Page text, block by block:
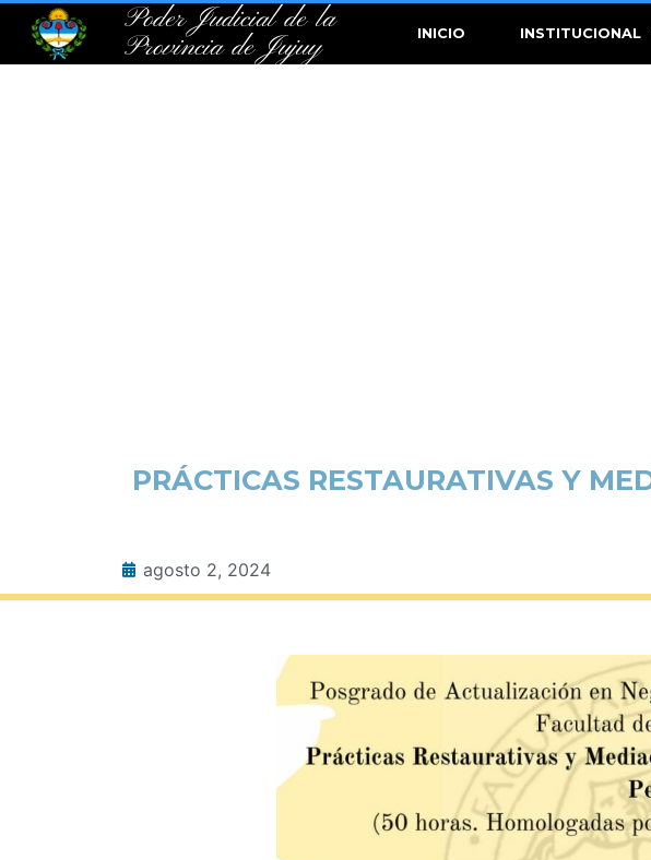
Poder Judicial de la
Provincia de Jujuy
INICIO INSTITUCIONAL
PRÁCTICAS RESTAURATIVAS Y
agosto 2, 2024